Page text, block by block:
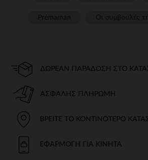
ΔΩΡΕΆΝ ΠΑΡΆΔΟΣΗ ΣΤΟ
ΑΣΦΑΛΉΣ ΠΛΗΡΩΜΉ
ΒΡΕΊΤΕ ΤΟ ΚΟΝΤΙΝΌΤΕΡΟ
ΕΦΑΡΜΟΓΉ ΓΙΑ ΚΙΝΗΤΆ